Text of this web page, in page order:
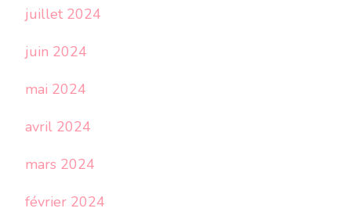
juillet 2024
juin 2024
mai 2024
avril 2024
mars 2024
février 2024